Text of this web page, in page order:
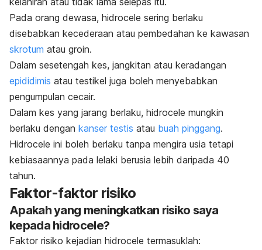
Pada orang dewasa, hidrocele sering berlaku
disebabkan kecederaan atau pembedahan ke kawasan
skrotum atau groin.
Dalam sesetengah kes, jangkitan atau keradangan
epididimis atau testikel juga boleh menyebabkan
pengumpulan cecair.
Dalam kes yang jarang berlaku, hidrocele mungkin
berlaku dengan kanser testis atau buah pinggang.
Hidrocele ini boleh berlaku tanpa mengira usia tetapi
kebiasaannya pada lelaki berusia lebih daripada 40
tahun.
Faktor-faktor risiko
Apakah yang meningkatkan risiko saya
kepada hidrocele?
Faktor risiko kejadian hidrocele termasuklah: